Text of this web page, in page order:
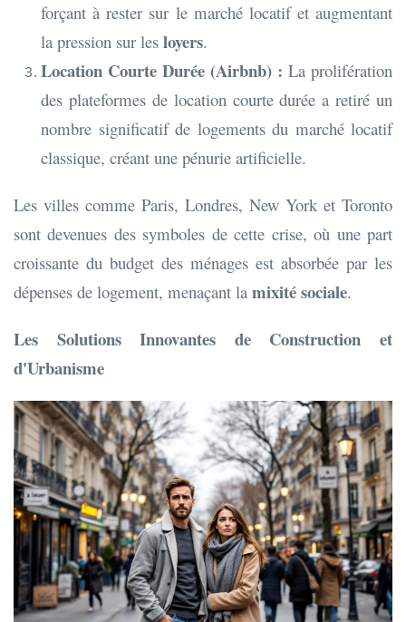
forçant à rester sur le marché locatif et augmentant
la pression sur les loyers.
Location Courte Durée (Airbnb) : La prolifération
des plateformes de location courte durée a retiré un
nombre significatif de logements du marché locatif
classique, créant une pénurie artificielle.
Les villes comme Paris, Londres, New York et Toronto
sont devenues des symboles de cette crise, où une part
croissante du budget des ménages est absorbée par les
dépenses de logement, menaçant la mixité sociale.
Les Solutions Innovantes de Construction et
d'Urbanisme